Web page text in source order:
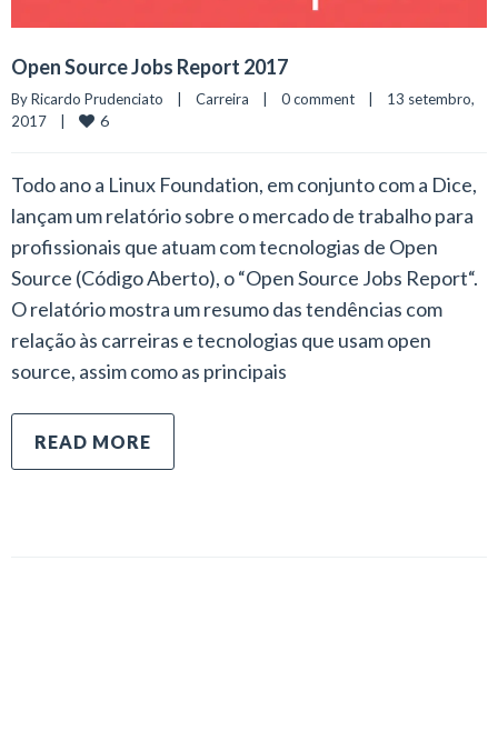
Open Source Jobs Report 2017
By Ricardo Prudenciato Carreira 0 comment
13 setembro,
2017
6
Todo ano a Linux Foundation, em conjunto com a Dice,
lançam um relatório sobre o mercado de trabalho para
profissionais que atuam com tecnologias de Open
Source (Código Aberto), o “Open Source Jobs Report“.
O relatório mostra um resumo das tendências com
relação às carreiras e tecnologias que usam open
source, assim como as principais
READ MORE